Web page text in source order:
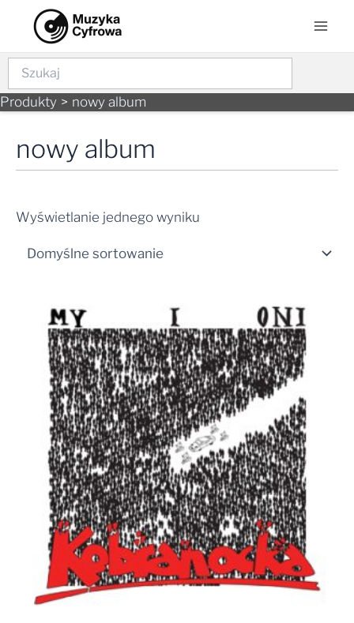
content
Szukaj
Produkty nowy album
nowy album
Wyświetlanie jednego wyniku